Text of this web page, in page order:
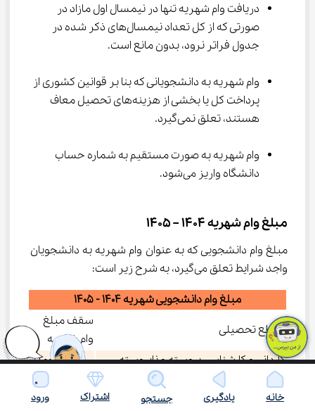
دریافت وام شهریه تنها در نیمسال اول مازاد در
صورتی که از کل تعداد نیمسال‌های ذکر شده در
جدول فراتر نرود، بدون مانع است.
وام شهریه به دانشجویانی که بنا بر قوانین کشوری از
پرداخت کل یا بخشی از هزینه‌های تحصیل معاف
هستند، تعلق نمی‌گیرد.
وام شهریه به صورت مستقیم به شماره حساب
دانشگاه واریز می‌شود.
مبلغ وام شهریه 1404 – 1405
مبلغ وام دانشجویی که به عنوان وام شهریه به دانشجویان
واجد شرایط تعلق می‌گیرد، به شرح زیر است:
مبلغ وام دانشجویی شهریه 1404 - 1405
مقطع تحصیلی
سقف مبلغ
وام شهریه
کاردانی و کارشناسی پیوسته و ناپیوسته
3،000،000 تومان
کارشناسی ارشد پیوسته و ناپیوسته، دکتری
حرفه‌ای و دکتری پیوسته
5،000،000 تومان خانه یادگیری جستجو اشتراک ورود